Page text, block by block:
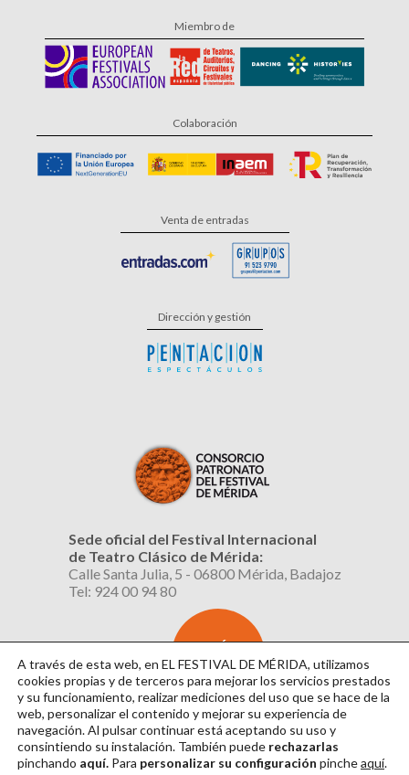
Miembro de
Colaboración
Venta de entradas
Dirección y gestión
Sede oficial del Festival Internacional
de Teatro Clásico de Mérida:
Calle Santa Julia, 5 - 06800 Mérida, Badajoz
Tel: 924 00 94 80
SUSCRÍBETE
AL BOLETÍN
A través de esta web, en EL FESTIVAL DE MÉRIDA, utilizamos
cookies propias y de terceros para mejorar los servicios prestados
y su funcionamiento, realizar mediciones del uso que se hace de la
web, personalizar el contenido y mejorar su experiencia de
navegación. Al pulsar continuarestá aceptando su uso y
consintiendo su instalación. También puede rechazarlas
pinchando aquí. Para personalizar su configuración pincheaquí.